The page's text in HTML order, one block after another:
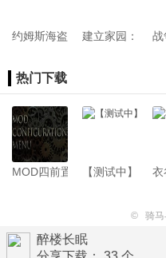
约姆斯海盗 (Jomsborg
建立家园：改良
战
热门下载
MOD四前置[支持1.4.x-
【测试中】新衣
醉楼长眠
© 骑